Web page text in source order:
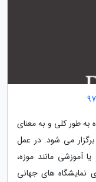
دبی 2018یک نمایشگاه به طور کلی و به معنای
می شود. در عمل
آموزشی مانند موزه،
نمایشگاه های جهانی